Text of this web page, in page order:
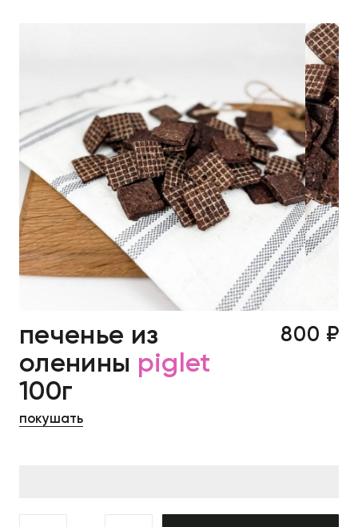
печенье из
оленины piglet
100г
покушать
800 ₽
Контакты